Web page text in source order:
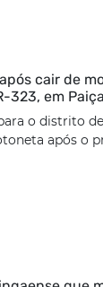
cair de
323, em
o distrito
após o